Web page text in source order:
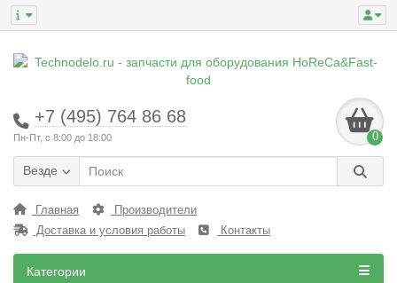
+7 (495) 764 86 68
Пн-Пт, с 8:00 до 18:00 0
Везде
Главная
Производители
Доставка и условия работы
Контакты
Категории